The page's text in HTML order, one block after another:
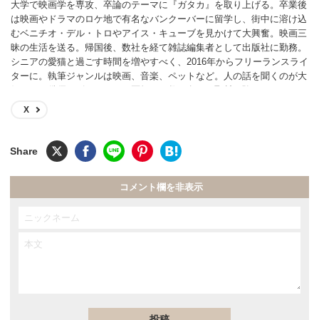
大学で映画学を専攻、卒論のテーマに『ガタカ』を取り上げる。卒業後
は映画やドラマのロケ地で有名なバンクーバーに留学し、街中に溶け込
むベニチオ・デル・トロやアイス・キューブを見かけて大興奮。映画三
昧の生活を送る。帰国後、数社を経て雑誌編集者として出版社に勤務。
シニアの愛猫と過ごす時間を増やすべく、2016年からフリーランスライ
ターに。執筆ジャンルは映画、音楽、ペットなど。人の話を聞くのが大
X
コメント欄を非表示